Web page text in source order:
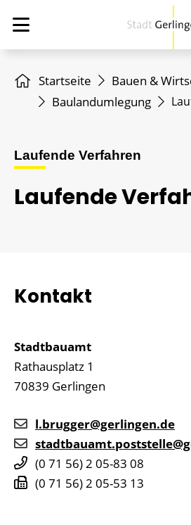
Startseite Bauen &
Baulandumlegung
Laufende Verfahren
Laufende
Kontakt
Stadtbauamt
Rathausplatz 1
70839 Gerlingen
l.brugger@gerlingen.de
(0 71 56) 2 05-83 08
(0 71 56) 2 05-53 13